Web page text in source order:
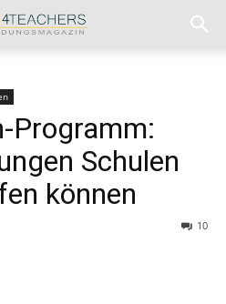
Programm:
Schulen
können
10